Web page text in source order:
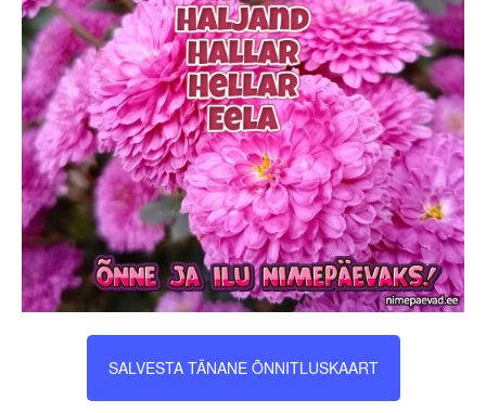
SALVESTA TÄNANE ÕNNITLUSKAART